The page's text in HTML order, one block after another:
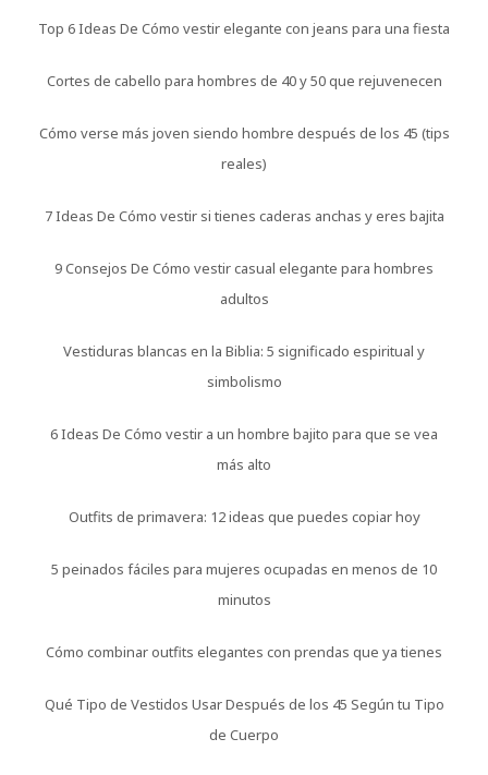
Top 6 Ideas De Cómo vestir elegante con jeans para una fiesta
Cortes de cabello para hombres de 40 y 50 que rejuvenecen
Cómo verse más joven siendo hombre después de los 45 (tips
reales)
7 Ideas De Cómo vestir si tienes caderas anchas y eres bajita
9 Consejos De Cómo vestir casual elegante para hombres
adultos
Vestiduras blancas en la Biblia: 5 significado espiritual y
simbolismo
6 Ideas De Cómo vestir a un hombre bajito para que se vea
más alto
Outfits de primavera: 12 ideas que puedes copiar hoy
5 peinados fáciles para mujeres ocupadas en menos de 10
minutos
Cómo combinar outfits elegantes con prendas que ya tienes
Qué Tipo de Vestidos Usar Después de los 45 Según tu Tipo
de Cuerpo